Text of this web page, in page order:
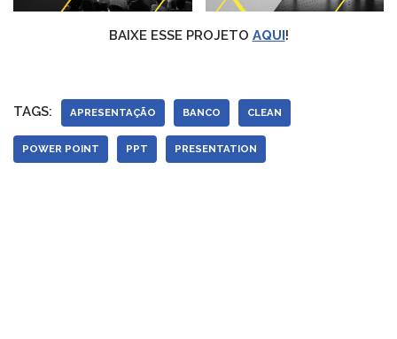
BAIXE ESSE PROJETO AQUI!
TAGS: APRESENTAÇÃO BANCO CLEAN
POWER POINT PPT PRESENTATION